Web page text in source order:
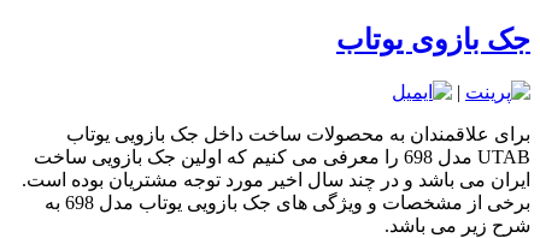
جک بازوی یوتاب
|
برای علاقمندان به محصولات ساخت داخل جک بازویی یوتاب
UTAB مدل 698 را معرفی می کنیم که اولین جک بازویی ساخت
ایران می باشد و در چند سال اخیر مورد توجه مشتریان بوده است.
برخی از مشخصات و ویژگی های جک بازویی یوتاب مدل 698 به
شرح زیر می باشد.